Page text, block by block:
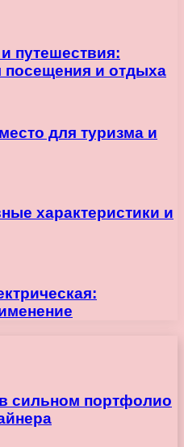
путешествия:
посещения и отдыха
для туризма и
характеристики и
сильном портфолио